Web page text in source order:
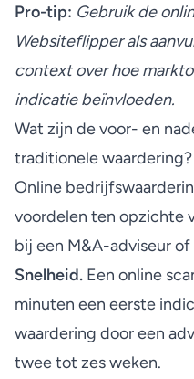
Pro-tip: Gebruik de
Websiteflipper als
context over hoe
indicatie beïnvloeden.
Wat zijn de voor- en
traditionele waardering?
Online
voordelen ten opzichte
bij een M&A-adviseur
Snelheid. Een online
minuten een eerste
waardering door een
twee tot zes weken.